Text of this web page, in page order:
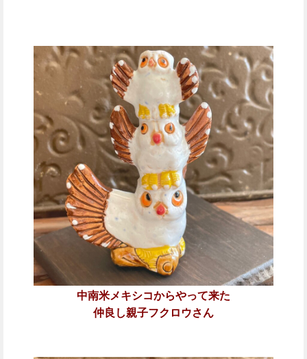
中南米メキシコからやって来た
仲良し親子フクロウさん